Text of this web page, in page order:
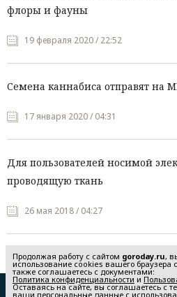
флоры и фауны
19 февраля 2020 / 22:52
Семена каннабиса отправят на
17 января 2020 / 04:31
Для пользователей носимой
проводящую ткань
26 мая 2018 / 04:27
Продолжая работу с сайтом goroday.ru,
использование cookies вашего браузера
также соглашаетесь с документами:
Политика конфиденциальности и
Оставаясь на сайте, вы соглашаетесь с
ваши персональные данные с